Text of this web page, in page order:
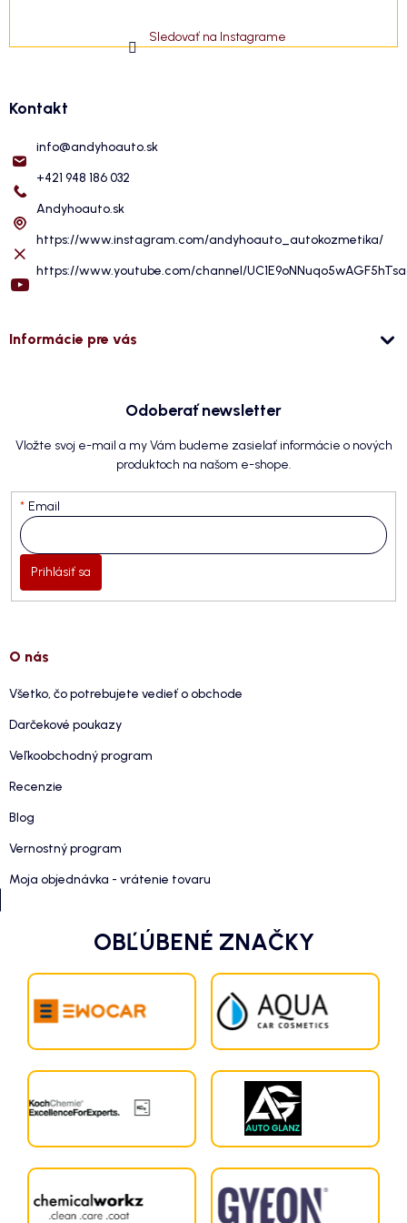
Sledovať na Instagrame
Kontakt
info@andyhoauto.sk
+421 948 186 032
Andyhoauto.sk
https://www.instagram.com/andyhoauto_autokozmetika/
https://www.youtube.com/channel/
Informácie pre vás
Odoberať newsletter
Vložte svoj e-mail a my Vám budeme zasielať informácie o nových
produktoch na našom e-shope.
Email
Prihlásiť sa
O nás
Všetko, čo potrebujete vedieť o obchode
Darčekové poukazy
Veľkoobchodný program
Recenzie
Blog
Vernostný program
Moja objednávka - vrátenie tovaru
OBĽÚBENÉ ZNAČKY